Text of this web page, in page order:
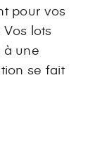
pour vos
lots
à une
se fait